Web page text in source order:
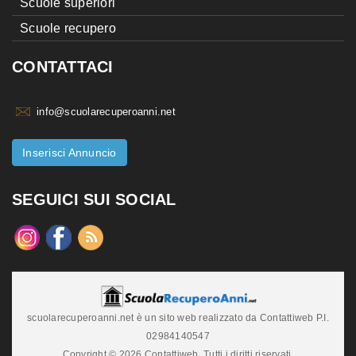
Scuole recupero
CONTATTACI
info@scuolarecuperoanni.net
Inserisci Annuncio
SEGUICI SUI SOCIAL
scuolarecuperoanni.net è un sito web realizzato da Contattiweb P.I.
02984140547